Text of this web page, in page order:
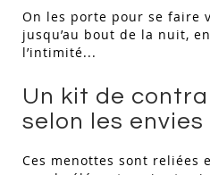
On les porte pour se faire
jusqu’au bout de la nuit,
l’intimité...
Un kit de
selon les envies
Ces menottes sont reliées